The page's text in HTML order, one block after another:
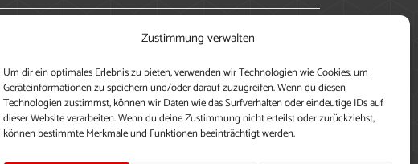
Zustimmung verwalten
Um dir ein optimales Erlebnis zu bieten, verwenden wir Technologien wie Cookies, um
Geräteinformationen zu speichern und/oder darauf zuzugreifen. Wenn du diesen
Technologien zustimmst, können wir Daten wie das Surfverhalten oder eindeutige IDs auf
dieser Website verarbeiten. Wenn du deine Zustimmung nicht erteilst oder zurückziehst,
können bestimmte Merkmale und Funktionen beeinträchtigt werden.
Erfahrung, teile deine Perspektive und veröffentliche
alle Funktionen nutzen zu können, ein Profil anzulegen, eigene
Login